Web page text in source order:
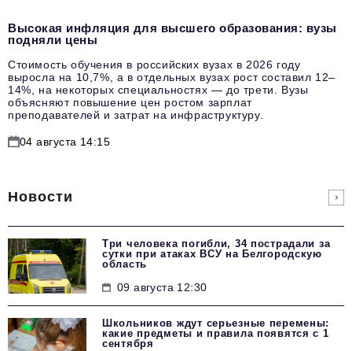
Высокая инфляция для высшего образования: вузы
подняли цены
Стоимость обучения в российских вузах в 2026 году
выросла на 10,7%, а в отдельных вузах рост составил 12–
14%, на некоторых специальностях — до трети. Вузы
объясняют повышение цен ростом зарплат
преподавателей и затрат на инфраструктуру.
04 августа 14:15
Новости
Три человека погибли, 34 пострадали за
сутки при атаках ВСУ на Белгородскую
область
09 августа 12:30
Школьников ждут серьезные перемены:
какие предметы и правила появятся с 1
сентября